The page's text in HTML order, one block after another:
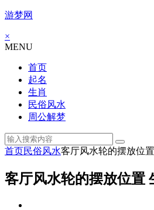
游梦网
×
MENU
首页
起名
生肖
民俗风水
周公解梦
首页民俗风水客厅风水轮的摆放位
客厅风水轮的摆放位置